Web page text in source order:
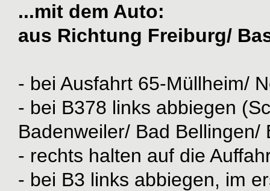
...mit dem Auto:
aus Richtung Freiburg/
- bei Ausfahrt 65-Müllheim/
- bei B378 links abbiegen
Badenweiler/ Bad Bellingen/
- rechts halten auf die
- bei B3 links abbiegen, im